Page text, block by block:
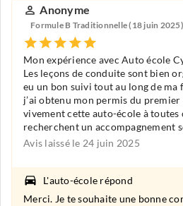
Anonyme
Formule B Traditionnelle (18 juin 2025)
Mon expérience avec Auto école
Les leçons de conduite sont bien
eu un bon suivi tout au long de ma
j’ai obtenu mon permis du
vivement cette auto-école à toutes
recherchent un accompagnement
Avis laissé le 24 juin 2025
L'auto-école répond
Merci. Je te souhaite une bonne